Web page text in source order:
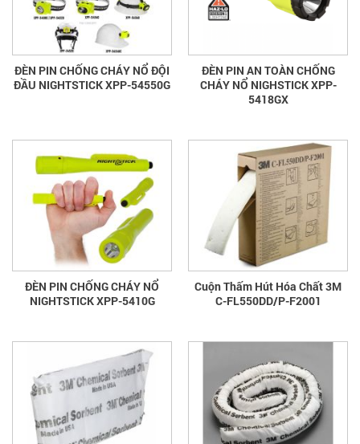
ĐÈN PIN CHỐNG CHÁY NỔ ĐỘI
ĐẦU NIGHTSTICK XPP-54550G
ĐÈN PIN AN TOÀN CHỐNG
CHÁY NỔ NIGHSTICK XPP-
5418GX
ĐÈN PIN CHỐNG CHÁY NỔ
NIGHTSTICK XPP-5410G
Cuộn Thấm Hút Hóa Chất 3M
C-FL550DD/P-F2001